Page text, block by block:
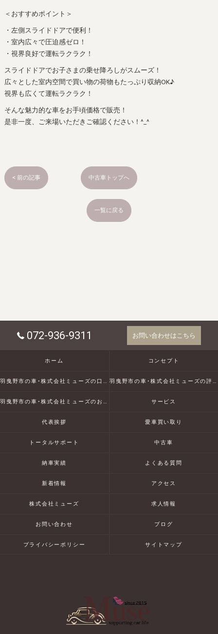
＜おすすめポイント＞
・左側スライドドアで便利！
・室内広々で圧迫感ゼロ！
・視界良好で運転ラクラク！
スライドドアでお子さまの乗せ降ろしがスムーズ！
広々とした室内空間で買い物の荷物もたっぷり収納OK♪
視界も広くて運転ラクラク！
そんな魅力的な車をお手頃価格で販売！
是非一度、ご来場いただきご確認ください！^_^
< 前の記事 中古車トップへ
一覧に戻る
072-936-9311 お問い合わせはこちら
ホーム コンセプト
羽曳野市の車･株式会社ミューズの口コミ情報 羽曳野市の車･株式会社ミューズの評判
羽曳野市の車･株式会社ミューズのお客様の声 サービス
代表挨拶 愛車買い取り
トータルサポート 中古車
納車実績 よくある質問
新着情報 アクセス
株式会社ミューズ 求人情報
お問い合わせ ブログ
プライバシーポリシー サイトマップ